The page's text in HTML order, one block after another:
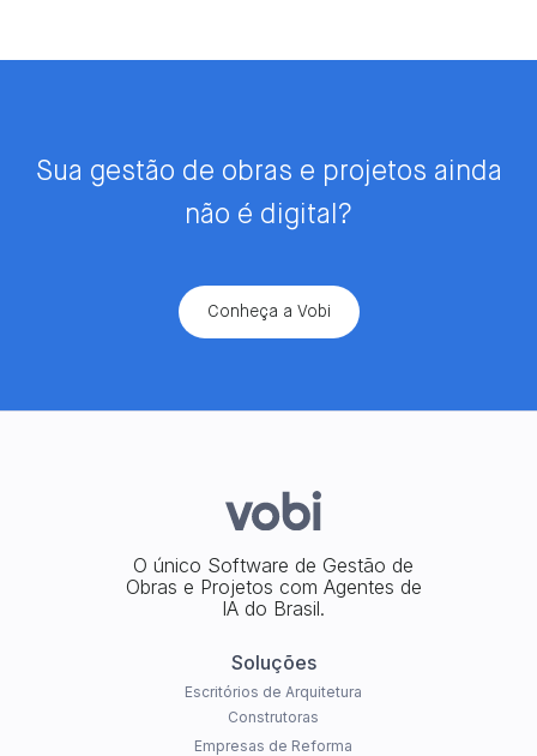
Sua gestão de obras e projetos ainda
não é digital?
Conheça a Vobi
O único Software de Gestão de
Obras e Projetos com Agentes de
IA do Brasil.
Soluções
Escritórios de Arquitetura
Construtoras
Empresas de Reforma